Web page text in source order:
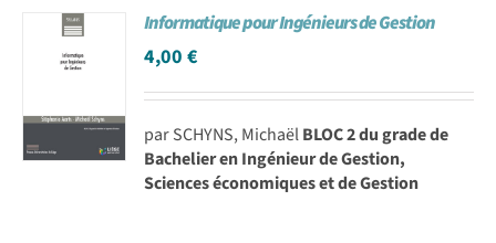
Achat en ligne
Panier WooCommerce
Informatique pour Ingénieurs de Gestion
4,00€
par SCHYNS, MichaëlBLOC 2 du grade de
Bachelier en Ingénieur de Gestion,
Sciences économiques et de Gestion